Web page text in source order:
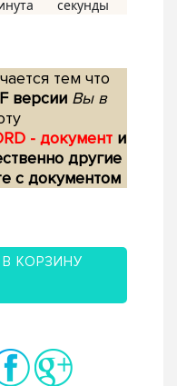
тем что
версии Вы в
- документ и
другие
с документом
КОРЗИНУ